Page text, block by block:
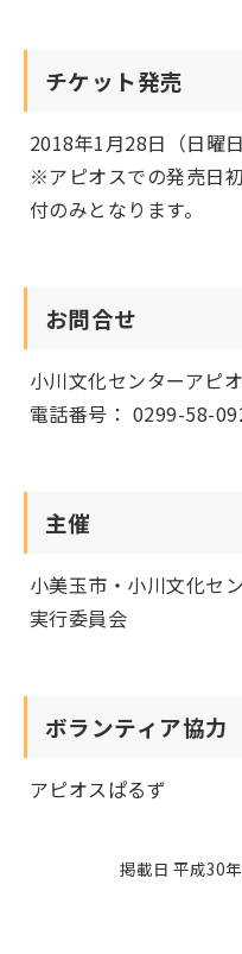
チケット発売
2018年1月28日（日曜
※アピオスでの発売日
付のみとなります。
お問合せ
小川文化センターアピ
電話番号： 0299-58-
主催
小美玉市・小川文化セ
実行委員会
ボランティア協力
アピオスぱるず
掲載日 平成30